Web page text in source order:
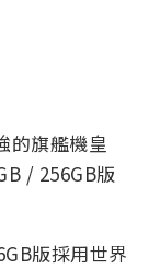
的旗艦機皇
/ 256GB版
版採用世界